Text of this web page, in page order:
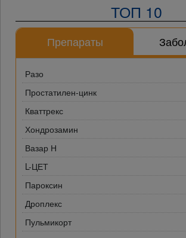
ТОП 10
Препараты
Разо
Простатилен-цинк
Кваттрекс
Хондрозамин
Вазар Н
L-ЦЕТ
Пароксин
Дроплекс
Пульмикорт